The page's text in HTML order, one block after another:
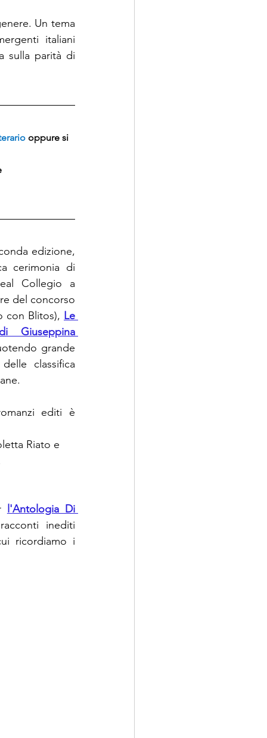
Un tema
italiani
sulla parità di
oppure si
edizione,
cerimonia di
Collegio a
del concorso
con Blitos), Le
Giuseppina
grande
classifica
editi è
Riato e
l'Antologia Di
inediti
ricordiamo i